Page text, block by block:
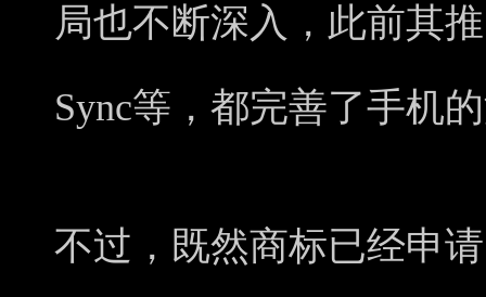
局也不断深入，此前其
Sync等，都完善了手机
不过，既然商标已经申